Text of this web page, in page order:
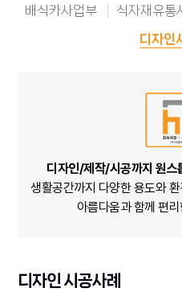
배식카사업부 식자재유통
디자인
디자인/제작/시공까지 원스
생활공간까지 다양한 용도와
아름다움과 함께 편
디자인 시공사례